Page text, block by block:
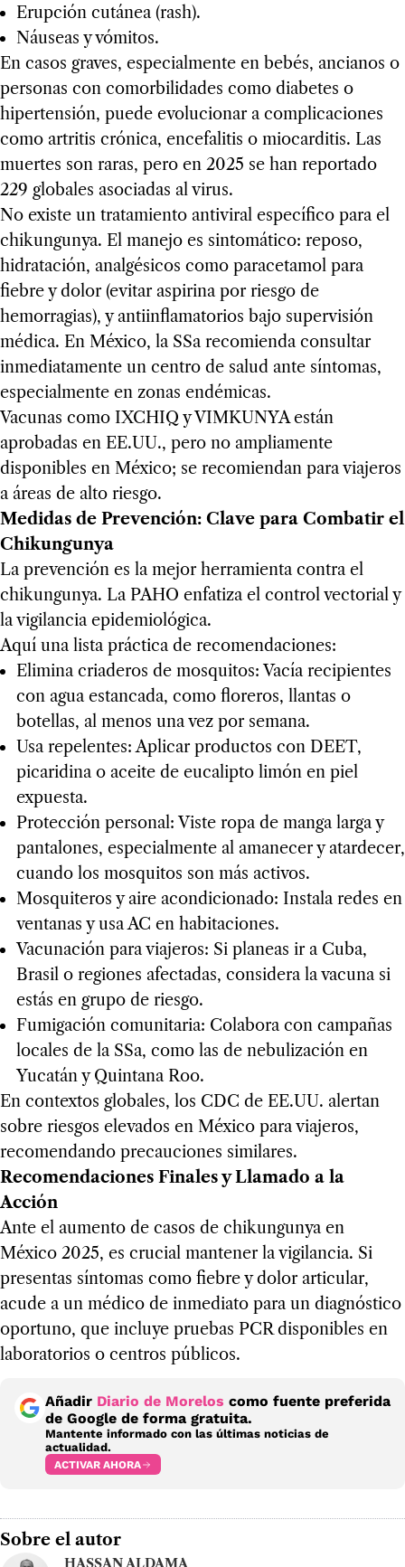
Erupción cutánea (rash).
Náuseas y vómitos.
En casos graves, especialmente en bebés, ancianos o
personas con comorbilidades como diabetes o
hipertensión, puede evolucionar a complicaciones
como artritis crónica, encefalitis o miocarditis. Las
muertes son raras, pero en 2025 se han reportado
229 globales asociadas al virus.
No existe un tratamiento antiviral específico para el
chikungunya. El manejo es sintomático: reposo,
hidratación, analgésicos como paracetamol para
fiebre y dolor (evitar aspirina por riesgo de
hemorragias), y antiinflamatorios bajo supervisión
médica. En México, la SSa recomienda consultar
inmediatamente un centro de salud ante síntomas,
especialmente en zonas endémicas.
Vacunas como IXCHIQ y VIMKUNYA están
aprobadas en EE.UU., pero no ampliamente
disponibles en México; se recomiendan para viajeros
a áreas de alto riesgo.
Medidas de Prevención: Clave para Combatir el
Chikungunya
La prevención es la mejor herramienta contra el
chikungunya. La PAHO enfatiza el control vectorial y
la vigilancia epidemiológica.
Aquí una lista práctica de recomendaciones:
Elimina criaderos de mosquitos: Vacía recipientes
con agua estancada, como floreros, llantas o
botellas, al menos una vez por semana.
Usa repelentes: Aplicar productos con DEET,
picaridina o aceite de eucalipto limón en piel
expuesta.
Protección personal: Viste ropa de manga larga y
pantalones, especialmente al amanecer y atardecer,
cuando los mosquitos son más activos.
Mosquiteros y aire acondicionado: Instala redes en
ventanas y usa AC en habitaciones.
Vacunación para viajeros: Si planeas ir a Cuba,
Brasil o regiones afectadas, considera la vacuna si
estás en grupo de riesgo.
Fumigación comunitaria: Colabora con campañas
locales de la SSa, como las de nebulización en
Yucatán y Quintana Roo.
En contextos globales, los CDC de EE.UU. alertan
sobre riesgos elevados en México para viajeros,
recomendando precauciones similares.
Recomendaciones Finales y Llamado a la
Acción
Ante el aumento de casos de chikungunya en
México 2025, es crucial mantener la vigilancia. Si
presentas síntomas como fiebre y dolor articular,
acude a un médico de inmediato para un diagnóstico
oportuno, que incluye pruebas PCR disponibles en
laboratorios o centros públicos.
Añadir Diario de Morelos como fuente preferida
de Google de forma gratuita.
Mantente informado con las últimas noticias de
actualidad.
ACTIVAR AHORA
Sobre el autor